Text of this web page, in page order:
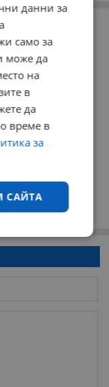
данни за
само за
може да
на
в
да
време в
за
САЙТА